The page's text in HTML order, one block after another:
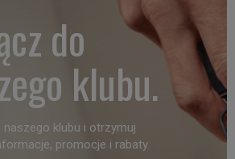
do
klubu.
naszego klubu i otrzymuj
promocje i rabaty.